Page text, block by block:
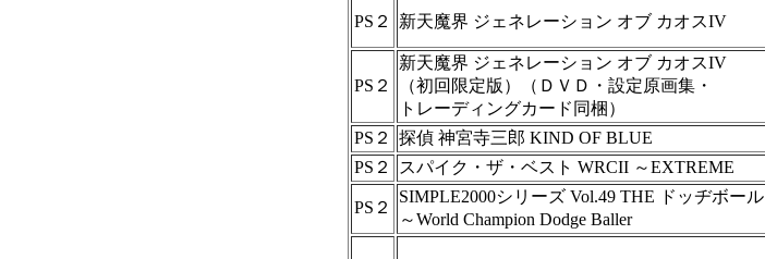
PS２ 新天魔界 ジェネレーション オブ カオスIV
PS２
新天魔界 ジェネレーション オブ カオスIV
（初回限定版）（ＤＶＤ・設定原画集・
トレーディングカード同梱）
PS２ 探偵 神宮寺三郎 KIND OF BLUE
PS２
スパイク・ザ・ベスト WRCII ～EXTREME
PS２
SIMPLE2000シリーズ Vol.49 THE ドッヂボール
～World Champion Dodge Baller